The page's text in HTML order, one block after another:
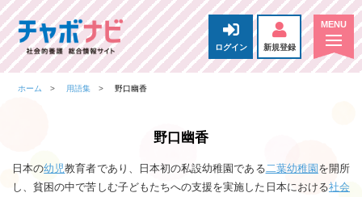
ログイン 新規登録
ホーム 用語集 野口幽香
野口幽香
日本の幼児教育者であり、日本初の私設幼稚園である二葉幼稚園 を開所
し、貧困の中で苦しむ子どもたちへの支援を実施した日本における社会